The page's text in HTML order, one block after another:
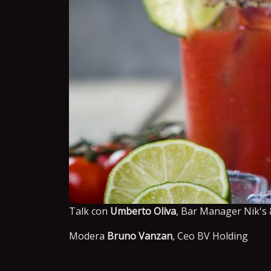
Talk con Umberto Oliva, Bar Manager Nik's
Modera Bruno Vanzan, Ceo BV Holding